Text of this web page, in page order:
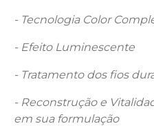
- Tecnologia Color
- Efeito Luminescente
- Tratamento dos fios
- Reconstrução e
em sua formulação